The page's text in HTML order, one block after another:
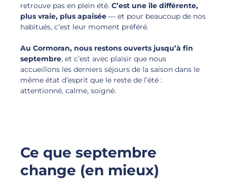
retrouve pas en plein été. C’est une île différente,
plus vraie, plus apaisée — et pour beaucoup de nos
habitués, c’est leur moment préféré.
Au Cormoran, nous restons ouverts jusqu’à fin
septembre, et c’est avec plaisir que nous
accueillons les derniers séjours de la saison dans le
même état d’esprit que le reste de l’été :
attentionné, calme, soigné.
Ce que septembre
change (en mieux)